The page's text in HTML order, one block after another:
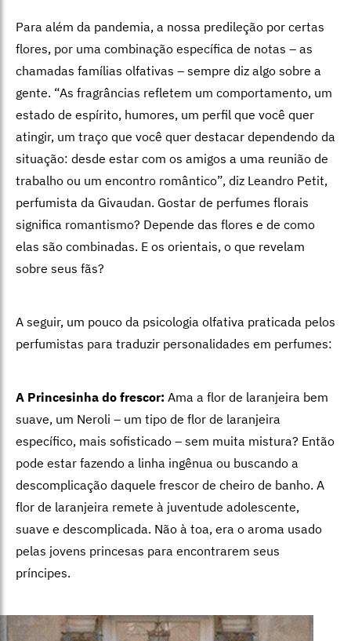
Para além da pandemia, a nossa predileção por certas
flores, por uma combinação específica de notas – as
chamadas famílias olfativas – sempre diz algo sobre a
gente. “As fragrâncias refletem um comportamento, um
estado de espírito, humores, um perfil que você quer
atingir, um traço que você quer destacar dependendo da
situação: desde estar com os amigos a uma reunião de
trabalho ou um encontro romântico”, diz Leandro Petit,
perfumista da Givaudan. Gostar de perfumes florais
significa romantismo? Depende das flores e de como
elas são combinadas. E os orientais, o que revelam
sobre seus fãs?
A seguir, um pouco da psicologia olfativa praticada pelos
perfumistas para traduzir personalidades em perfumes:
A Princesinha do frescor: Ama a flor de laranjeira bem
suave, um Neroli – um tipo de flor de laranjeira
específico, mais sofisticado – sem muita mistura? Então
pode estar fazendo a linha ingênua ou buscando a
descomplicação daquele frescor de cheiro de banho. A
flor de laranjeira remete à juventude adolescente,
suave e descomplicada. Não à toa, era o aroma usado
pelas jovens princesas para encontrarem seus
príncipes.